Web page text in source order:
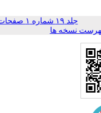
جلد ۱۹ شماره ۱ صفحات
نسخه ها